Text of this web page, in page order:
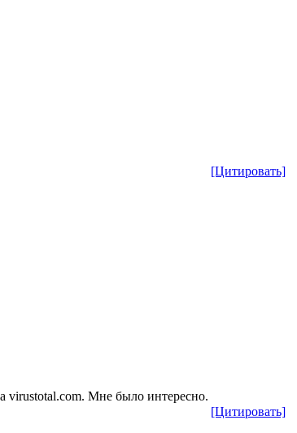
[Цитировать]
[Цитировать]
virustotal.com. Мне было интересно.